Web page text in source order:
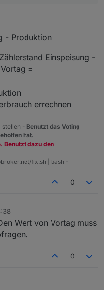
- Produktion
Einspeisung -
=
errechnen
stellen - Benutzt das Voting
hat.
Benutzt dazu den
fix.sh | bash -
0
Wert von Vortag muss
0